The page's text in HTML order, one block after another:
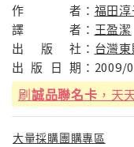
作 者： 福田
譯
者： 王盈潔
出
版 社： 台灣
出 版 日 期： 2009/
刷誠品聯名卡 ，天
大量採購團購專區